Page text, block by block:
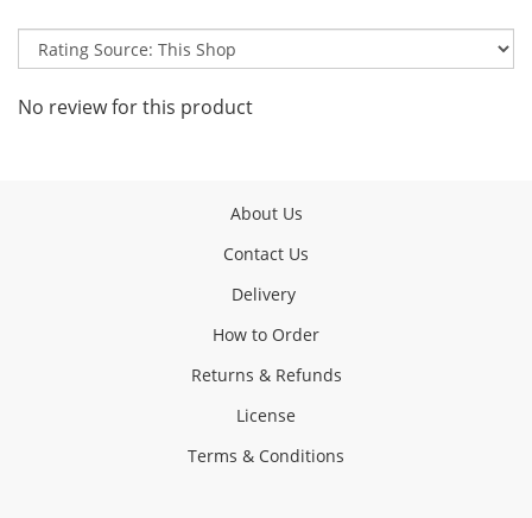
No review for this product
About Us
Contact Us
Delivery
How to Order
Returns & Refunds
License
Terms & Conditions